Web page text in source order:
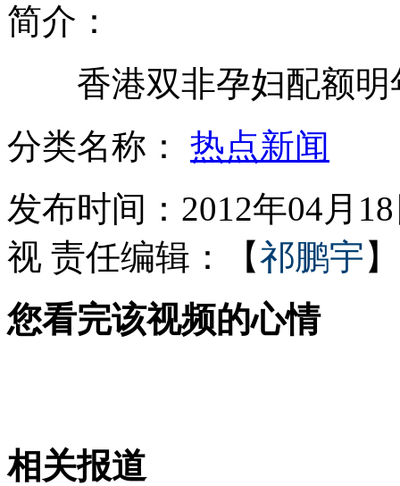
李娜年支出达400万 团队日开销过万
刘德华等艺人献唱佛教论坛主题曲
女子当街扒光"小三"殴打被拘
简介：
香港双非孕妇配额明
分类名称： 热点新闻
发布时间：2012年04月
视 责任编辑：【祁鹏宇 】
您看完该视频的心情
相关报道